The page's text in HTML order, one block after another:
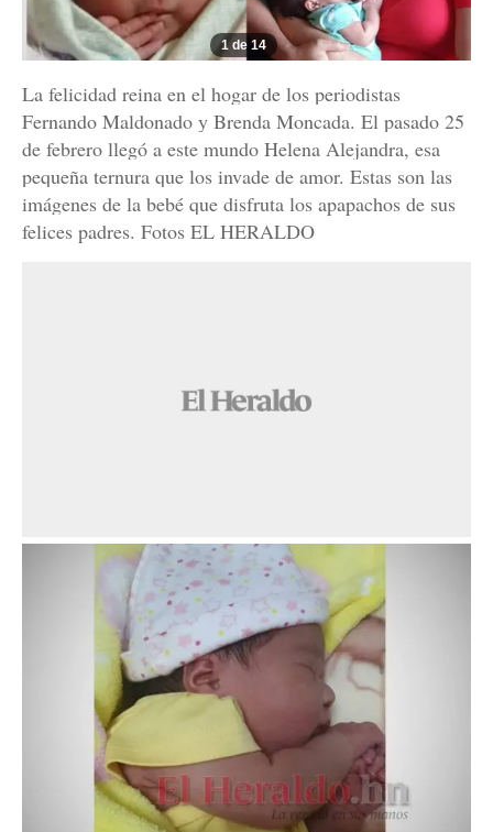
1 de 14
La felicidad reina en el hogar de los periodistas
Fernando Maldonado y Brenda Moncada. El pasado 25
de febrero llegó a este mundo Helena Alejandra, esa
pequeña ternura que los invade de amor. Estas son las
imágenes de la bebé que disfruta los apapachos de sus
felices padres. Fotos EL HERALDO